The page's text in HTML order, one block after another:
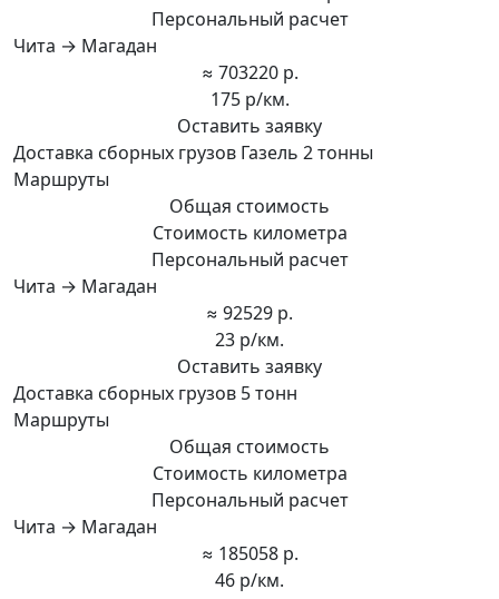
Персональный расчет
Чита → Магадан
≈ 703220 р.
175 р/км.
Оставить заявку
Доставка сборных грузов Газель 2 тонны
Маршруты
Общая стоимость
Стоимость километра
Персональный расчет
Чита → Магадан
≈ 92529 р.
23 р/км.
Оставить заявку
Доставка сборных грузов 5 тонн
Маршруты
Общая стоимость
Стоимость километра
Персональный расчет
Чита → Магадан
≈ 185058 р.
46 р/км.